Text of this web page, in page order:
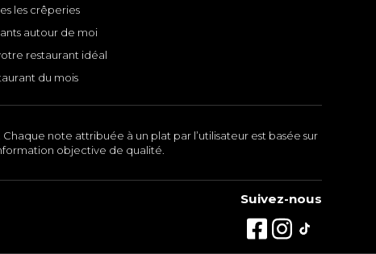
les crêperies
autour de moi
restaurant idéal
du mois
note attribuée à un plat par l’utilisateur est basée sur
objective de qualité.
Suivez-nous